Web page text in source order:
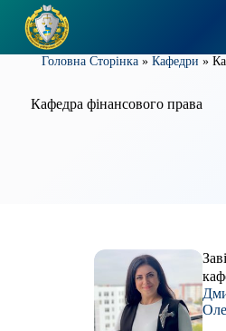
П
Головна Сторінка» Кафедри »
Кафедра фінансового права